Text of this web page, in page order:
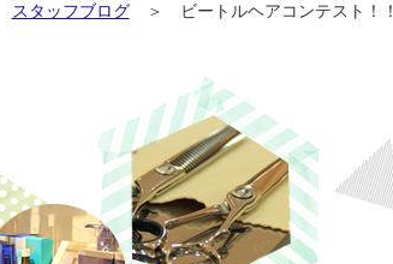
スタッフブログ ビートルヘアコンテスト！！